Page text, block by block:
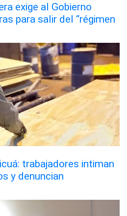
exige al Gobierno
para salir del “régimen
trabajadores intiman
y denuncian